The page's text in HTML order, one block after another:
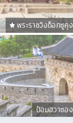
พระราชวังถ็อกซูคุง
ป้อมฮวาซอง